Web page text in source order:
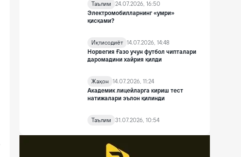
Таълим
24.07.2026, 16:50
Электромобилларнинг «умри»
қисқами?
Иқтисодиёт 14.07.2026, 14:48
Норвегия Ғазо учун футбол чипталари
даромадини хайрия қилди
Жаҳон
14.07.2026, 11:24
Академик лицейларга кириш тест
натижалари эълон қилинди
Таълим 31.07.2026, 10:54